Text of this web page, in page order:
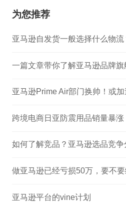
为您推荐
亚马逊自发货一般选择什么物流
一篇文章带你了解亚马逊品牌旗
跨境电商日亚防震用品销量暴涨
如何了解竞品？亚马逊选品竞争
做亚马逊已经亏损50万，要不要
亚马逊平台的vine计划